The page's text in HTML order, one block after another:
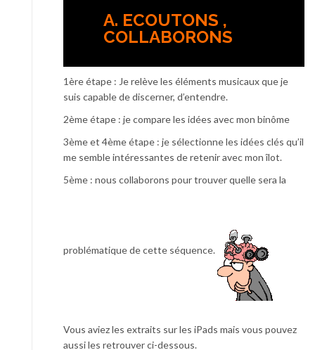
A. ECOUTONS ,
COLLABORONS
1ère étape : Je relève les éléments musicaux que je
suis capable de discerner, d’entendre.
2ème étape : je compare les idées avec mon binôme
3ème et 4ème étape : je sélectionne les idées clés qu’il
me semble intéressantes de retenir avec mon îlot.
5ème : nous collaborons pour trouver quelle sera la
problématique de cette séquence.
Vous aviez les extraits sur les iPads mais vous pouvez
aussi les retrouver ci-dessous.